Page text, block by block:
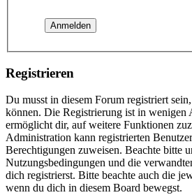
Registrieren
Du musst in diesem Forum registriert
können. Die Registrierung ist in wenigen
ermöglicht dir, auf weitere Funktionen
Administration kann registrierten
Berechtigungen zuweisen. Beachte bitte
Nutzungsbedingungen und die
dich registrierst. Bitte beachte auch die
wenn du dich in diesem Board bewegst.